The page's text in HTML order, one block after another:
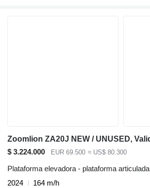
$ 3.224.000 EUR 69.500 ≈ US$ 80.300
Plataforma elevadora - plataforma articulada
2024
164 m/h